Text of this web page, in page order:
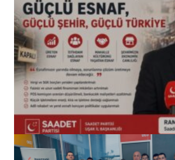
(başlıksız)
Alaattin Karahan tarafından 14/07/2026